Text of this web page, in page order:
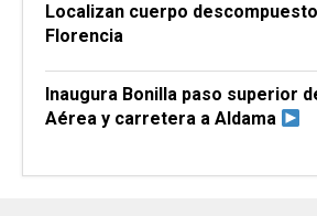
Localizan cuerpo
Florencia
Inaugura Bonilla paso superior
Aérea y carretera a Aldama